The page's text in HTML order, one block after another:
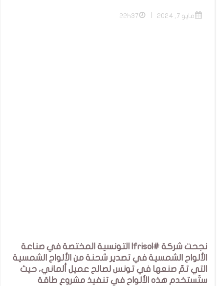
مايو 7, 2024 22h37
نجحت شركة #Ifrisol التونسية المختصة في صناعة
الألواح الشمسية في تصدير شحنة من الألواح الشمسية
التي تمّ صنعها في تونس لصالح عميل ألماني، حيث
ستُستخدم هذه الألواح في تنفيذ مشروع طاقة